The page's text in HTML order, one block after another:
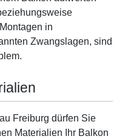
in
Zwangslagen, sind
Freiburg dürfen Sie
Materialien Ihr Balkon